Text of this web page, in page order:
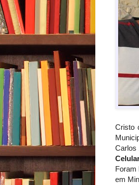
Cristo
Carlos
Foram
em